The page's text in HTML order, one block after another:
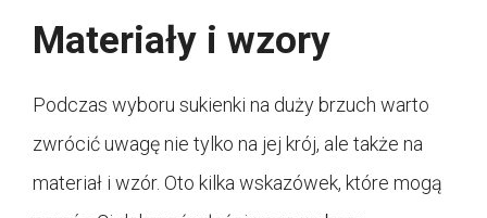
Materiały i wzory
Podczas wyboru sukienki na duży brzuch warto
zwrócić uwagę nie tylko na jej krój, ale także na
materiał i wzór. Oto kilka wskazówek, które mogą